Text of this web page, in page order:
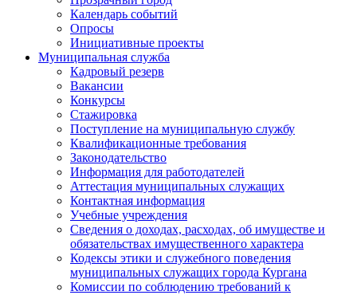
Календарь событий
Опросы
Инициативные проекты
Муниципальная служба
Кадровый резерв
Вакансии
Конкурсы
Стажировка
Поступление на муниципальную службу
Квалификационные требования
Законодательство
Информация для работодателей
Аттестация муниципальных служащих
Контактная информация
Учебные учреждения
Сведения о доходах, расходах, об имуществе и
обязательствах имущественного характера
Кодексы этики и служебного поведения
муниципальных служащих города Кургана
Комиссии по соблюдению требований к